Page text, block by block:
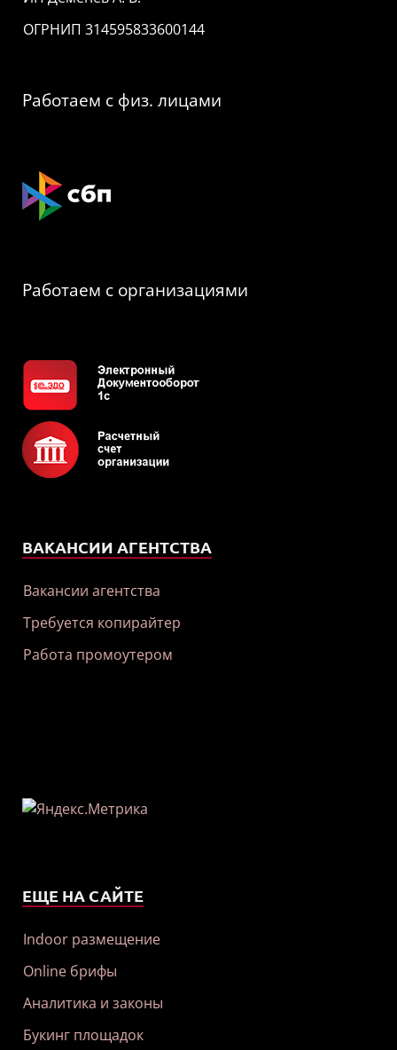
ОГРНИП 314595833600144
Работаем с физ. лицами
Работаем с организациями
ВАКАНСИИ АГЕНТСТВА
Вакансии агентства
Требуется копирайтер
Работа промоутером
ЕЩЕ НА САЙТЕ
Indoor размещение
Online брифы
Аналитика и законы
Букинг площадок